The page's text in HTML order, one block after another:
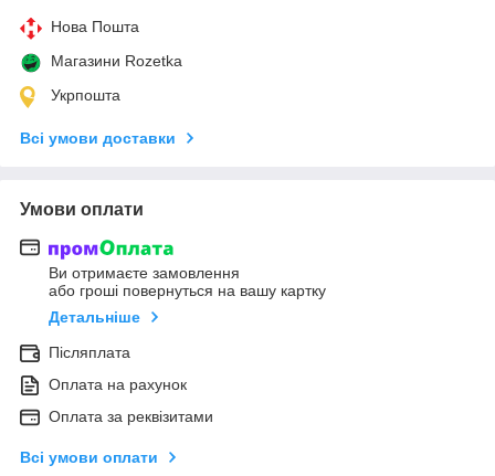
Нова Пошта
Магазини Rozetka
Укрпошта
Всі умови доставки
Умови оплати
Ви отримаєте замовлення
або гроші повернуться на вашу картку
Детальніше
Післяплата
Оплата на рахунок
Оплата за реквізитами
Всі умови оплати